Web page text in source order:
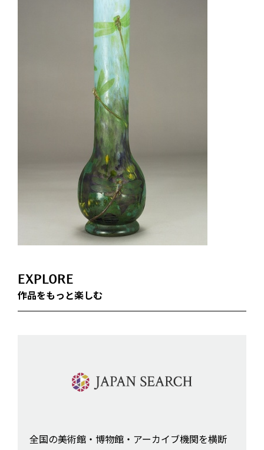
EXPLORE
作品をもっと楽しむ
全国の美術館・博物館・アーカイブ機関を横断